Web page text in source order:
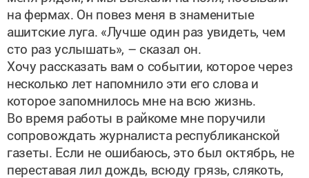
ашитские луга. «Лучше один раз увидеть, чем
сто раз услышать», – сказал он.
Хочу рассказать вам о событии, которое через
несколько лет напомнило эти его слова и
которое запомнилось мне на всю жизнь.
Во время работы в райкоме мне поручили
сопровождать журналиста республиканской
газеты. Если не ошибаюсь, это был октябрь, не
переставая лил дождь, всюду грязь, слякоть,
тридцать лет назад по нашим дорогам даже